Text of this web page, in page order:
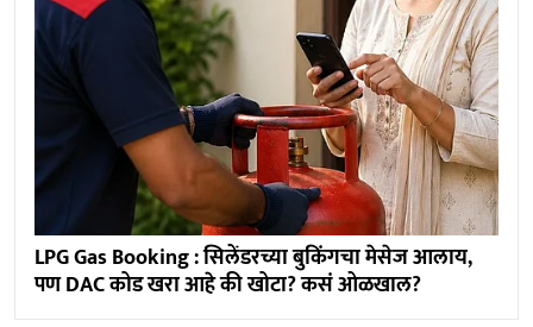
LPG Gas Booking : सिलेंडरच्या बुकिंगचा मेसेज आलाय,
पण DAC कोड खरा आहे की खोटा? कसं ओळखाल?